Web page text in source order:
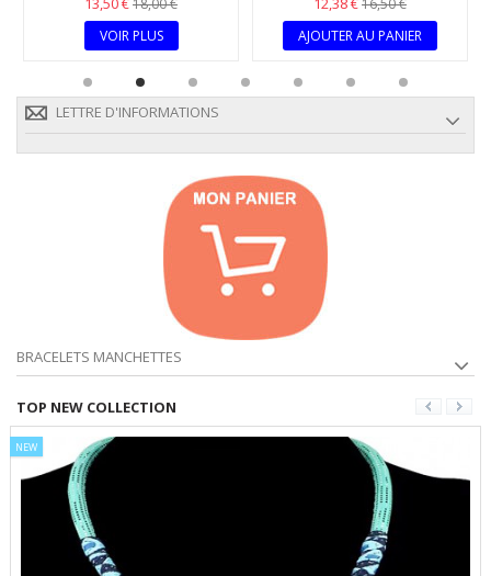
LETTRE D'INFORMATIONS
BRACELETS MANCHETTES
TOP NEW COLLECTION
NEW